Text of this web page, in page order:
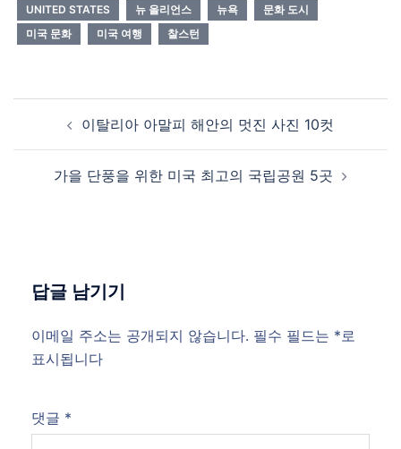
UNITED STATES
뉴 올리언스 뉴욕
문화 도시
미국 문화
미국 여행 찰스턴
navigation이탈리아 아말피 해안의 멋진 사진 10컷
가을 단풍을 위한 미국 최고의 국립공원 5곳
답글 남기기
이메일 주소는 공개되지 않습니다. 필수 필드는 * 로
표시됩니다
댓글 *